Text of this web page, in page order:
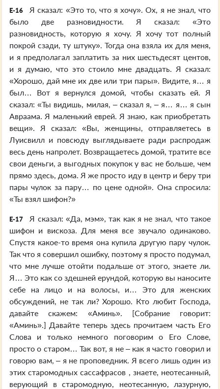
E-16
Я сказал: «Это то, что я хочу». Ох, я не знал, что
было две разновидности. Я сказал: «Это
разновидность, которую я хочу. Я хочу тот полный
покрой сзади, ту штуку». Тогда она взяла их для меня,
и я предполагал заплатить за них шестьдесят центов,
и я думаю, что это стоило мне двадцать. Я сказал:
«Хорошо, дай мне их две или три пары». Видите, я… я
был… Вот я вернулся домой, чтобы сказать ей. Я
сказал: «Ты видишь, милая, – сказал я, – я… я… я сын
Авраама. Я маленький еврей. Я знаю, как приобретать
вещи». Я сказал: «Вы, женщины, отправляетесь в
Луисвилл и повсюду выглядываете ради распродаж
весь день напролет. Возвращаетесь домой, тратите все
свои деньги, а выгодных покупок у вас не больше, чем
прямо здесь, дома. Я же просто иду в центр и беру три
пары чулок за пару… по цене одной». Она спросила:
«Ты взял шифон?»
E-17
Я сказал: «Да, мэм», так как я не знал, что такое
шифон и вискоза. Для меня все звучало одинаково.
Спустя какое-то время она купила другую пару чулок.
Так что я совершил ошибку, поэтому я просто подумал,
что мне лучше отойти подальше от этого, знаете ли.
Я… Это как со здешней ерундой, которую вы наносите
себе на лицо и на волосы, и… Это для женских
обсуждений, не так ли? Хорошо. Кто любит Господа,
давайте скажем: «Аминь». [Собрание говорит:
«Аминь».] Давайте теперь здесь прочитаем часть Его
Слова и только немного поговорим о Его Слове,
просто о старом… Так вот, я не – как я часто говорил и
говорю вам, – я не проповедник. Я всего лишь один из
этих старомодных сассафрасов , знаете, неотесанный,
верующий в старомодную, неотесанную, лазурную,